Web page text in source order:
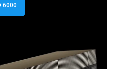
6000